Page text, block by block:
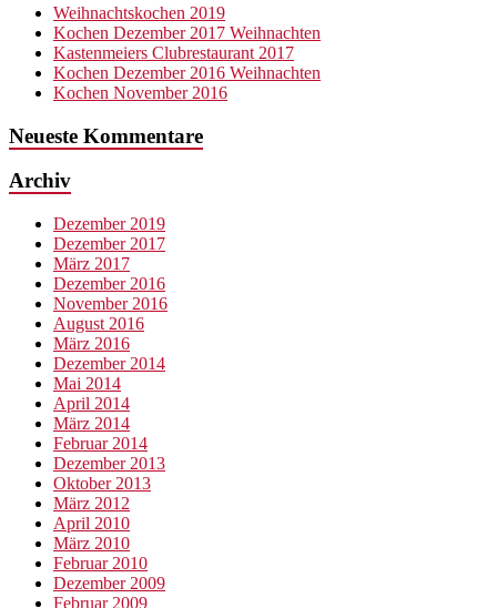
Weihnachtskochen 2019
Kochen Dezember 2017 Weihnachten
Kastenmeiers Clubrestaurant 2017
Kochen Dezember 2016 Weihnachten
Kochen November 2016
Neueste Kommentare
Archiv
Dezember 2019
Dezember 2017
März 2017
Dezember 2016
November 2016
August 2016
März 2016
Dezember 2014
Mai 2014
April 2014
März 2014
Februar 2014
Dezember 2013
Oktober 2013
März 2012
April 2010
März 2010
Februar 2010
Dezember 2009
Februar 2009